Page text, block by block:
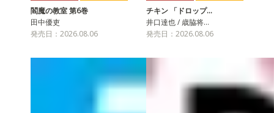
閻魔の教室 第6巻
田中優吏
発売日：2026.08.06
チキン 「ドロップ…
井口達也 / 歳脇将…
発売日：2026.08.06